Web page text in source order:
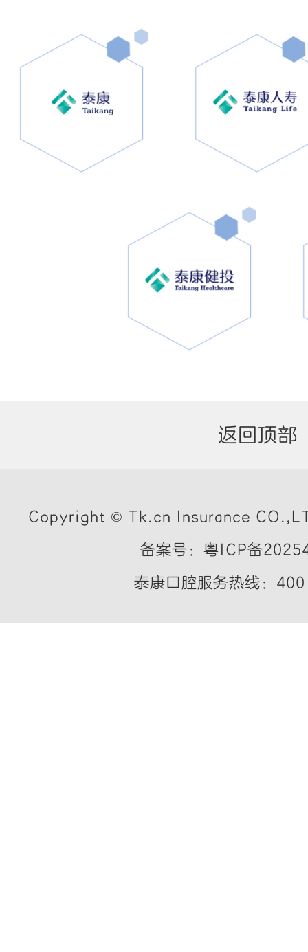
返回顶部
Copyright © Tk.cn Insurance
备案号：粤ICP备
泰康口腔服务热线：